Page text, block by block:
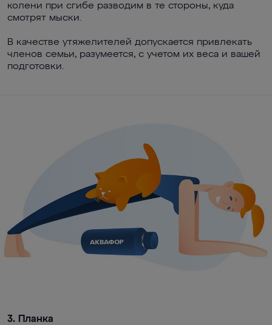
колени при сгибе разводим в те стороны, куда
смотрят мыски.
В качестве утяжелителей допускается привлекать
членов семьи, разумеется, с учетом их веса и вашей
подготовки.
3. Планка